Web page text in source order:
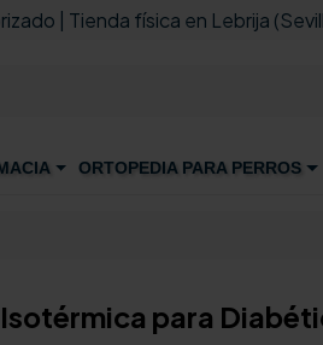
| Tienda física en Lebrija
ORTOPEDIA PARA PERROS
para